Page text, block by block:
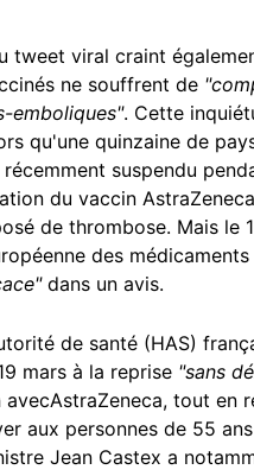
tweet viral craint
ne souffrent de
emboliques". Cette
qu'une quinzaine de
suspendu
du vaccin
de thrombose. Mais le
des
dans un avis.
de santé (HAS)
mars à la reprise "sans
tout en
aux personnes de 55
Jean Castex a